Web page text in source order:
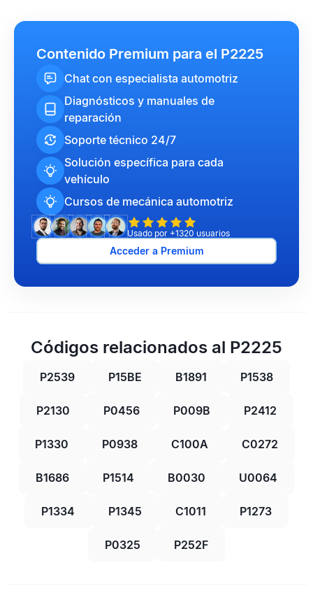
Contenido Premium para el P2225
Chat con especialista automotriz
Diagnósticos y manuales de
reparación
Soporte técnico 24/7
Solución específica para cada
vehículo
Cursos de mecánica automotriz
Usado por +1320 usuarios
Acceder a Premium
Códigos relacionados al P2225
P2539 P15BE B1891 P1538
P2130 P0456 P009B P2412
P1330 P0938 C100A C0272
B1686 P1514 B0030 U0064
P1334 P1345 C1011 P1273
P0325 P252F